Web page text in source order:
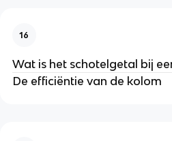
16
Wat is het schotelgetal bij
De efficiëntie van de kolom